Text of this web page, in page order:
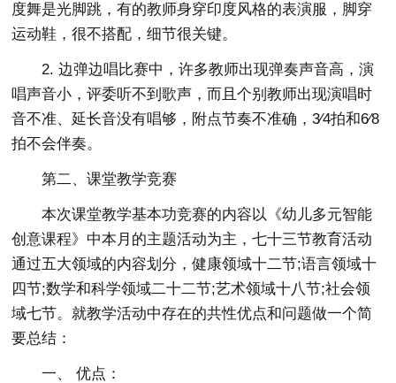
度舞是光脚跳，有的教师身穿印度风格的表演服，脚穿
运动鞋，很不搭配，细节很关键。
2. 边弹边唱比赛中，许多教师出现弹奏声音高，演
唱声音小，评委听不到歌声，而且个别教师出现演唱时
音不准、延长音没有唱够，附点节奏不准确，3∕4拍和6∕8
拍不会伴奏。
第二、课堂教学竞赛
本次课堂教学基本功竞赛的内容以《幼儿多元智能
创意课程》中本月的主题活动为主，七十三节教育活动
通过五大领域的内容划分，健康领域十二节;语言领域十
四节;数学和科学领域二十二节;艺术领域十八节;社会领
域七节。就教学活动中存在的共性优点和问题做一个简
要总结：
一、 优点：